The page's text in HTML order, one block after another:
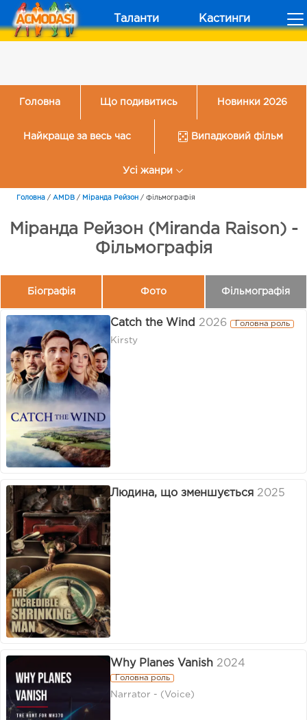
Таланти Кастинги
Головна Що подивитись Новинки 2026
Найкраще за весь час Випадковий фільм
Усі жанри
Головна / AMDB / Міранда Рейзон / Фільмографія
Міранда Рейзон (Miranda Raison) -
Фільмографія
Біографія Фото Фільмографія
Catch the Wind 2026 Головна роль
Kirsty
Людина, що зменшується 2025
Why Planes Vanish 2024
Головна роль
Narrator - (Voice)